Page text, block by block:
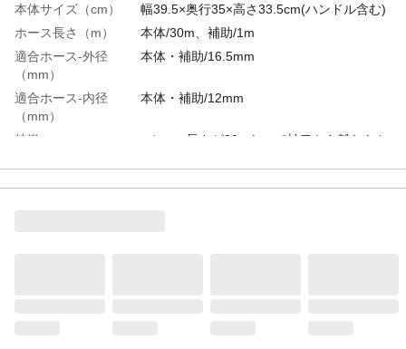
本体サイズ（cm）
幅39.5×奥行35×高さ33.5cm(ハンドル含む)
ホース長さ（m）
本体/30m、補助/1m
適合ホース-外径
（mm）
本体・補助/16.5mm
適合ホース-内径
（mm）
本体・補助/12mm
特徴
●ホース長さが30mなので蛇口から離れたと